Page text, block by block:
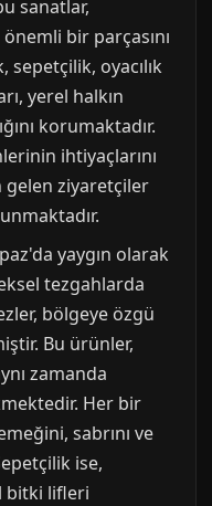
sanatlar,
bir parçasını
sepetçilik, oyacılık
yerel halkın
korumaktadır.
ihtiyaçlarını
gelen ziyaretçiler
yaygın olarak
tezgahlarda
bölgeye özgü
Bu ürünler,
zamanda
Her bir
sabrını ve
ise,
bitki lifleri